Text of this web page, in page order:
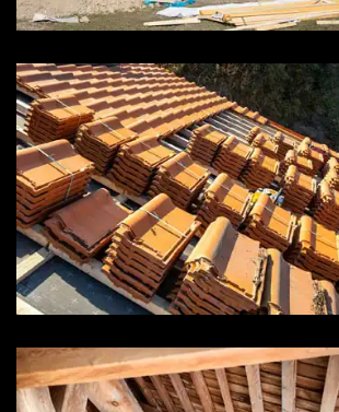
Rénovation de toiture 73
Savoie